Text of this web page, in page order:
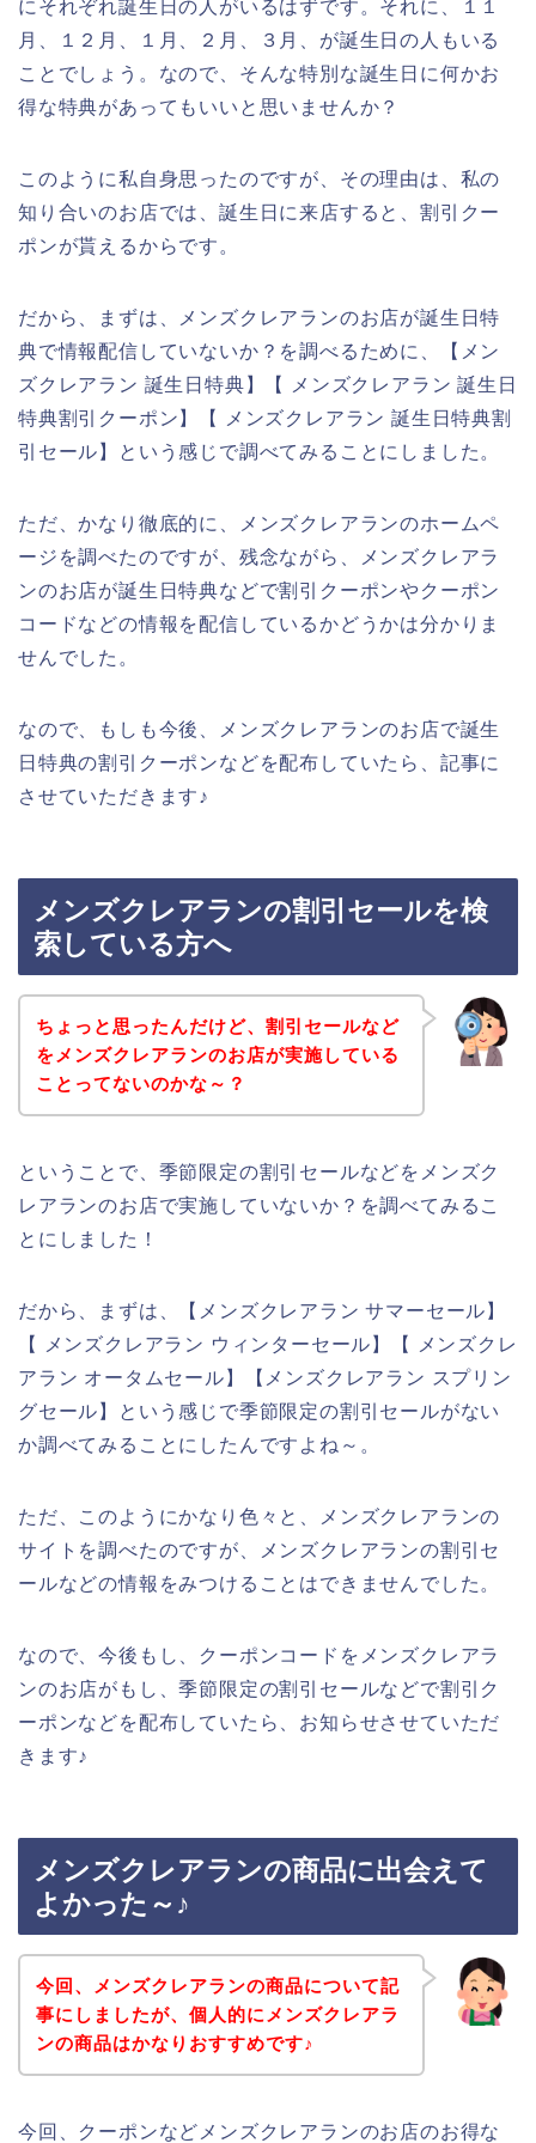
にそれぞれ誕生日の人がいるはずです。それに、１１
月、１２月、１月、２月、３月、が誕生日の人もいる
ことでしょう。なので、そんな特別な誕生日に何かお
得な特典があってもいいと思いませんか？
このように私自身思ったのですが、その理由は、私の
知り合いのお店では、誕生日に来店すると、割引クー
ポンが貰えるからです。
だから、まずは、メンズクレアランのお店が誕生日特
典で情報配信していないか？を調べるために、【メン
ズクレアラン 誕生日特典】【 メンズクレアラン 誕生日
特典割引クーポン】【 メンズクレアラン 誕生日特典割
引セール】という感じで調べてみることにしました。
ただ、かなり徹底的に、メンズクレアランのホームペ
ージを調べたのですが、残念ながら、メンズクレアラ
ンのお店が誕生日特典などで割引クーポンやクーポン
コードなどの情報を配信しているかどうかは分かりま
せんでした。
なので、もしも今後、メンズクレアランのお店で誕生
日特典の割引クーポンなどを配布していたら、記事に
させていただきます♪
メンズクレアランの割引セールを検
索している方へ
ちょっと思ったんだけど、割引セールなど
をメンズクレアランのお店が実施している
ことってないのかな～？
ということで、季節限定の割引セールなどをメンズク
レアランのお店で実施していないか？を調べてみるこ
とにしました！
だから、まずは、【メンズクレアラン サマーセール】
【 メンズクレアラン ウィンターセール】【 メンズクレ
アラン オータムセール】【メンズクレアラン スプリン
グセール】という感じで季節限定の割引セールがない
か調べてみることにしたんですよね～。
ただ、このようにかなり色々と、メンズクレアランの
サイトを調べたのですが、メンズクレアランの割引セ
ールなどの情報をみつけることはできませんでした。
なので、今後もし、クーポンコードをメンズクレアラ
ンのお店がもし、季節限定の割引セールなどで割引ク
ーポンなどを配布していたら、お知らせさせていただ
きます♪
メンズクレアランの商品に出会えて
よかった～♪
今回、メンズクレアランの商品について記
事にしましたが、個人的にメンズクレアラ
ンの商品はかなりおすすめです♪
今回、クーポンなどメンズクレアランのお店のお得な